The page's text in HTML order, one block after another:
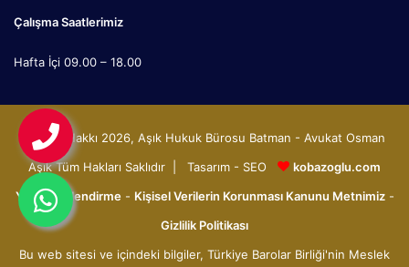
Çalışma Saatlerimiz
Hafta İçi 09.00 – 18.00
© Telif Hakkı 2026, Aşık Hukuk Bürosu Batman - Avukat Osman
Aşık Tüm Hakları Saklıdır | Tasarım - SEO
kobazoglu.com
Yasal Bilgilendirme- Kişisel Verilerin Korunması Kanunu Metnimiz-
Gizlilik Politikası
Bu web sitesi ve içindeki bilgiler, Türkiye Barolar Birliği'nin Meslek